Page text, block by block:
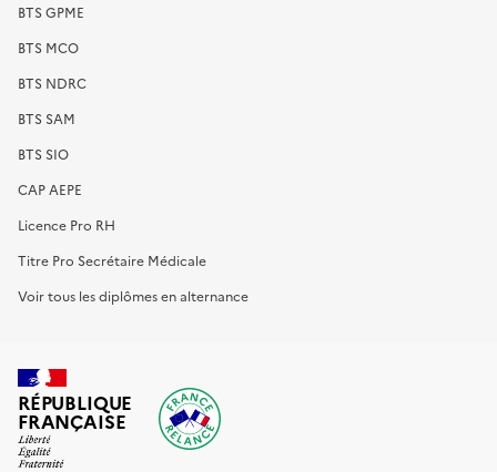
BTS GPME
BTS MCO
BTS NDRC
BTS SAM
BTS SIO
CAP AEPE
Licence Pro RH
Titre Pro Secrétaire Médicale
Voir tous les diplômes en alternance
RÉPUBLIQUE
FRANÇAISE